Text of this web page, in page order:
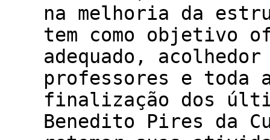
na melhoria da
tem como objetivo
adequado,
professores e toda
finalização dos
Benedito Pires da